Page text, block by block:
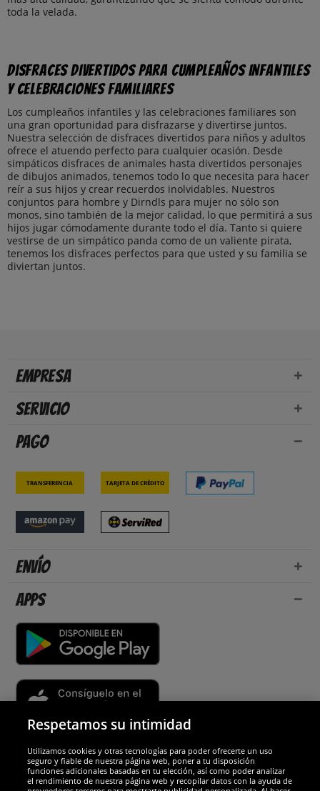
toda la velada.
Disfraces divertidos para cumpleaños infantiles
y celebraciones familiares
Los cumpleaños infantiles y las celebraciones familiares son
una gran oportunidad para disfrazarse y divertirse juntos.
Nuestra selección de disfraces divertidos para niños y adultos
ofrece el atuendo perfecto para cualquier ocasión. Desde
simpáticos disfraces de animales hasta divertidos personajes
de dibujos animados, tenemos todo lo que necesita para hacer
reír a sus hijos y crear recuerdos inolvidables. Nuestros
conjuntos para hombre y Dirndls para mujer no sólo son
monos, sino también de la mejor calidad, lo que permitirá a sus
hijos jugar cómodamente durante todo el día. Tanto si quiere
vestirse de un simpático panda como de un valiente pirata,
tenemos los disfraces perfectos para que usted y su familia se
diviertan juntos.
Empresa
Servicio
Pago
Transferencia Tarjeta de crédito
Envío
Apps
Socios y seguridad
Respetamos su intimidad
Utilizamos cookies y otras tecnologías para poder ofrecerte un uso
seguro y fiable de nuestra página web, poner a tu disposición
funciones adicionales basadas en tu elección, así como poder analizar
el rendimiento de nuestra página web y recopilar datos con la ayuda de